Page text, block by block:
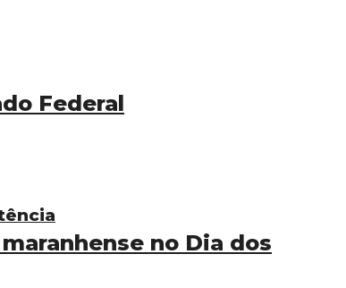
Federal
no Dia dos